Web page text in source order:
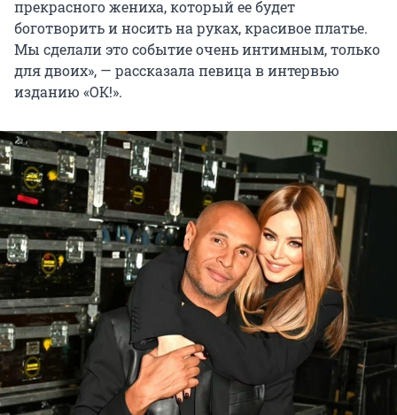
прекрасного жениха, который ее будет
боготворить и носить на руках, красивое платье.
Мы сделали это событие очень интимным, только
для двоих», — рассказала певица в интервью
изданию «ОК!».